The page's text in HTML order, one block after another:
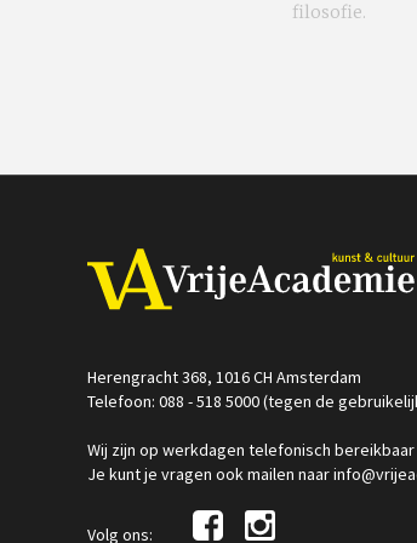
filosofie.
Herengracht 368, 1016 CH Amsterdam
Telefoon: 088 - 518 5000 (tegen de
Wij zijn op werkdagen telefonisch bereikbaar
Je kunt je vragen ook mailen naar
Volg ons: